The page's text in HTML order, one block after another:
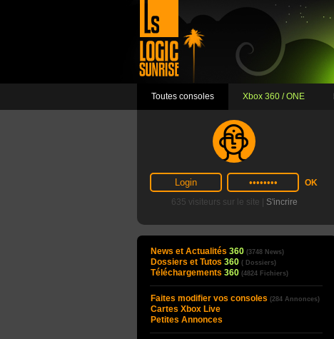
Toutes consoles Xbox 360 / ONE
635 visiteurs sur le site | S'incrire
News et Actualités 360 (3748 News)
Dossiers et Tutos 360 ( Dossiers)
Téléchargements 360 (4824 Fichiers)
Faites modifier vos consoles (284 Annonces)
Cartes Xbox Live
Petites Annonces